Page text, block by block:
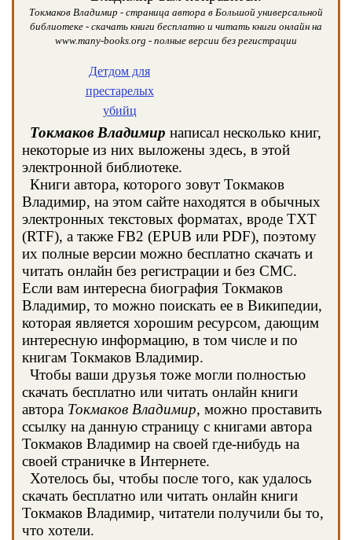
Токмаков Владимир - страница автора в Большой универсальной
библиотеке - скачать книги бесплатно и читать книги онлайн на
www.many-books.org - полные версии без регистрации
Детдом для
престарелых
убийц
Токмаков Владимир написал несколько книг,
некоторые из них выложены здесь, в этой
электронной библиотеке.
Книги автора, которого зовут Токмаков
Владимир, на этом сайте находятся в обычных
электронных текстовых форматах, вроде TXT
(RTF), а также FB2 (EPUB или PDF), поэтому
их полные версии можно бесплатно скачать и
читать онлайн без регистрации и без СМС.
Если вам интересна биография Токмаков
Владимир, то можно поискать ее в Википедии,
которая является хорошим ресурсом, дающим
интересную информацию, в том числе и по
книгам Токмаков Владимир.
Чтобы ваши друзья тоже могли полностью
скачать бесплатно или читать онлайн книги
автора Токмаков Владимир, можно проставить
ссылку на данную страницу с книгами автора
Токмаков Владимир на своей где-нибудь на
своей страничке в Интернете.
Хотелось бы, чтобы после того, как удалось
скачать бесплатно или читать онлайн книги
Токмаков Владимир, читатели получили бы то,
что хотели.